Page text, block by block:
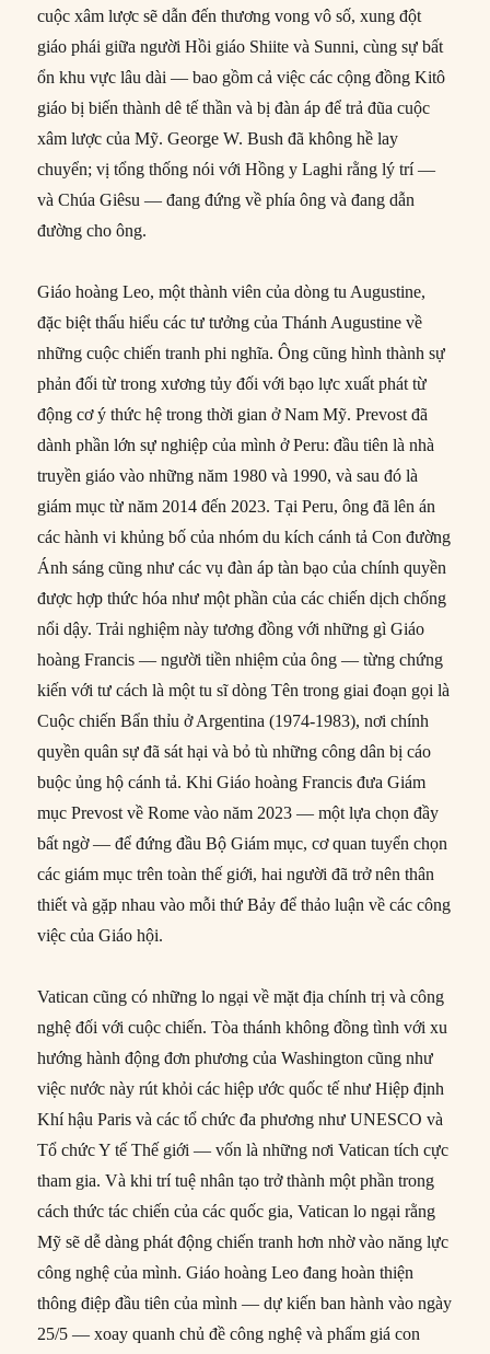
cuộc xâm lược sẽ dẫn đến thương vong vô số, xung đột
giáo phái giữa người Hồi giáo Shiite và Sunni, cùng sự bất
ổn khu vực lâu dài — bao gồm cả việc các cộng đồng Kitô
giáo bị biến thành dê tế thần và bị đàn áp để trả đũa cuộc
xâm lược của Mỹ. George W. Bush đã không hề lay
chuyển; vị tổng thống nói với Hồng y Laghi rằng lý trí —
và Chúa Giêsu — đang đứng về phía ông và đang dẫn
đường cho ông.
Giáo hoàng Leo, một thành viên của dòng tu Augustine,
đặc biệt thấu hiểu các tư tưởng của Thánh Augustine về
những cuộc chiến tranh phi nghĩa. Ông cũng hình thành sự
phản đối từ trong xương tủy đối với bạo lực xuất phát từ
động cơ ý thức hệ trong thời gian ở Nam Mỹ. Prevost đã
dành phần lớn sự nghiệp của mình ở Peru: đầu tiên là nhà
truyền giáo vào những năm 1980 và 1990, và sau đó là
giám mục từ năm 2014 đến 2023. Tại Peru, ông đã lên án
các hành vi khủng bố của nhóm du kích cánh tả Con đường
Ánh sáng cũng như các vụ đàn áp tàn bạo của chính quyền
được hợp thức hóa như một phần của các chiến dịch chống
nổi dậy. Trải nghiệm này tương đồng với những gì Giáo
hoàng Francis — người tiền nhiệm của ông — từng chứng
kiến với tư cách là một tu sĩ dòng Tên trong giai đoạn gọi là
Cuộc chiến Bẩn thỉu ở Argentina (1974-1983), nơi chính
quyền quân sự đã sát hại và bỏ tù những công dân bị cáo
buộc ủng hộ cánh tả. Khi Giáo hoàng Francis đưa Giám
mục Prevost về Rome vào năm 2023 — một lựa chọn đầy
bất ngờ — để đứng đầu Bộ Giám mục, cơ quan tuyển chọn
các giám mục trên toàn thế giới, hai người đã trở nên thân
thiết và gặp nhau vào mỗi thứ Bảy để thảo luận về các công
việc của Giáo hội.
Vatican cũng có những lo ngại về mặt địa chính trị và công
nghệ đối với cuộc chiến. Tòa thánh không đồng tình với xu
hướng hành động đơn phương của Washington cũng như
việc nước này rút khỏi các hiệp ước quốc tế như Hiệp định
Khí hậu Paris và các tổ chức đa phương như UNESCO và
Tổ chức Y tế Thế giới — vốn là những nơi Vatican tích cực
tham gia. Và khi trí tuệ nhân tạo trở thành một phần trong
cách thức tác chiến của các quốc gia, Vatican lo ngại rằng
Mỹ sẽ dễ dàng phát động chiến tranh hơn nhờ vào năng lực
công nghệ của mình. Giáo hoàng Leo đang hoàn thiện
thông điệp đầu tiên của mình — dự kiến ban hành vào ngày
25/5 — xoay quanh chủ đề công nghệ và phẩm giá con